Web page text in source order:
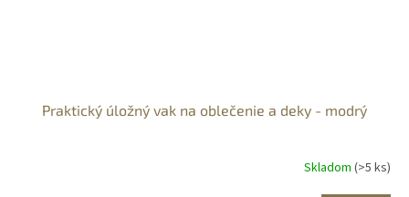
Praktický úložný vak na oblečenie a deky - modrý
Skladom (>5 ks)